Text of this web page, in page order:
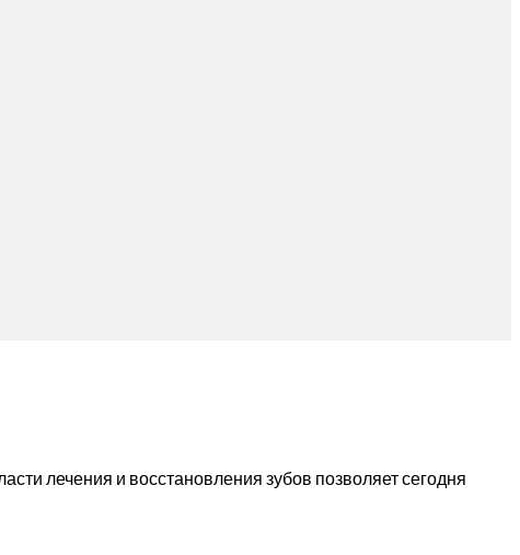
лечения и восстановления зубов позволяет сегодня